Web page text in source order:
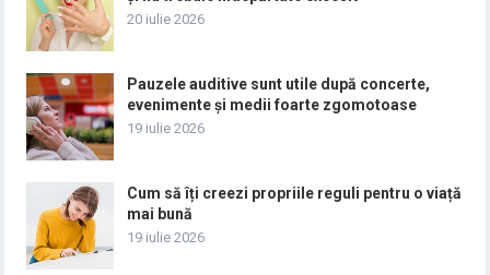
20 iulie 2026
Pauzele auditive sunt utile după concerte,
evenimente și medii foarte zgomotoase
19 iulie 2026
Cum să îți creezi propriile reguli pentru o viață
mai bună
19 iulie 2026